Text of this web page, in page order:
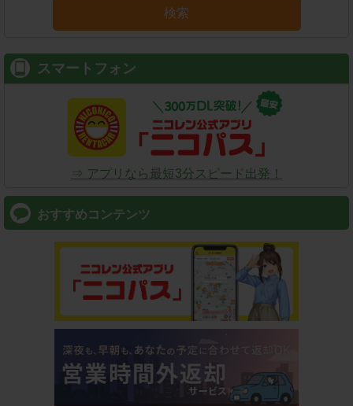
検索
スマートフォン
⇒ アプリなら最短3分スピード出発！
おすすめコンテンツ